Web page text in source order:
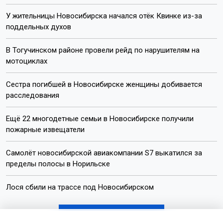
У жительницы Новосибирска начался отёк Квинке из-за
поддельных духов
В Тогучинском районе провели рейд по нарушителям на
мотоциклах
Сестра погибшей в Новосибирске женщины добивается
расследования
Ещё 22 многодетные семьи в Новосибирске получили
пожарные извещатели
Самолёт новосибирской авиакомпании S7 выкатился за
пределы полосы в Норильске
Лося сбили на трассе под Новосибирском